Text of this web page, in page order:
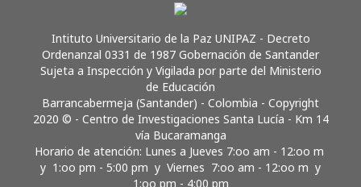
Intituto Universitario de la Paz UNIPAZ - Decreto
Ordenanzal 0331 de 1987 Gobernación de Santander
Sujeta a Inspección y Vigilada por parte del Ministerio
de Educación
Barrancabermeja (Santander) - Colombia - Copyright
2020 © - Centro de Investigaciones Santa Lucía - Km 14
vía Bucaramanga
Horario de atención: Lunes a Jueves 7:oo am - 12:oo m
y 1:oo pm - 5:00 pm y Viernes 7:oo am - 12:oo m y
1:oo pm - 4:00 pm